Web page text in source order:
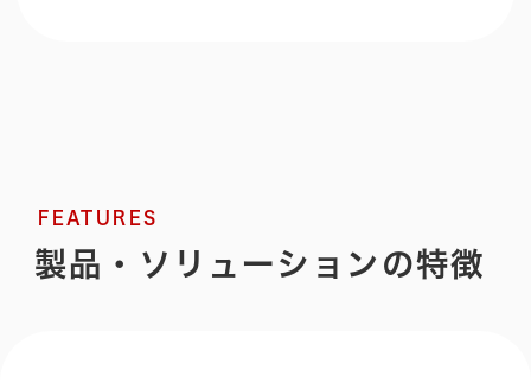
FEATURES
製品・ソリューションの特徴